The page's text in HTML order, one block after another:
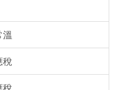
溫
稅
稅